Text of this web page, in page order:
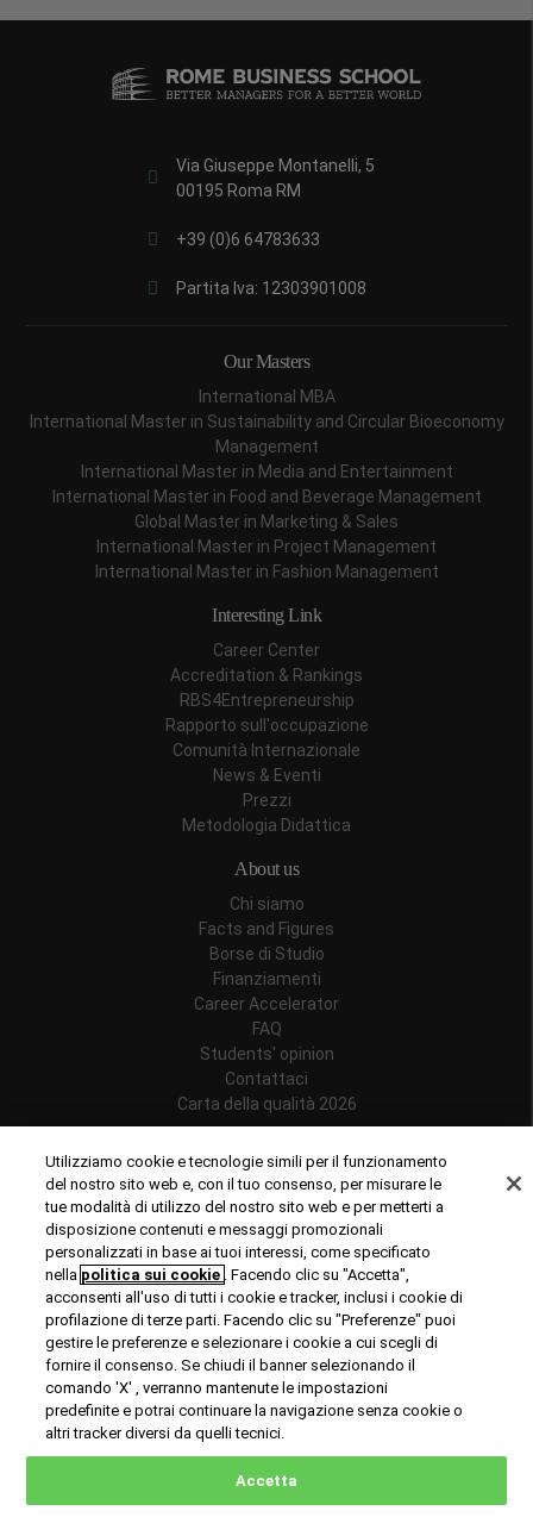
Via Giuseppe Montanelli, 5
00195 Roma RM
+39 (0)6 64783633
Partita Iva: 12303901008
Our Masters
International MBA
International Master in Sustainability and Circular Bioeconomy
Management
International Master in Media and Entertainment
International Master in Food and Beverage Management
Global Master in Marketing & Sales
International Master in Project Management
International Master in Fashion Management
Interesting Link
Career Center
Accreditation & Rankings
RBS4Entrepreneurship
Rapporto sull'occupazione
Comunità Internazionale
News & Eventi
Prezzi
Metodologia Didattica
About us
Chi siamo
Facts and Figures
Borse di Studio
Finanziamenti
Career Accelerator
FAQ
Students' opinion
Contattaci
Carta della qualità 2026
Riconoscimenti
© Copyright 2024 Rome Business School
Privacy Policy
Utilizziamo cookie e tecnologie simili per il funzionamento
del nostro sito web e, con il tuo consenso, per misurare le
tue modalità di utilizzo del nostro sito web e per metterti a
disposizione contenuti e messaggi promozionali
personalizzati in base ai tuoi interessi, come specificato
nella politica sui cookie . Facendo clic su "Accetta",
acconsenti all'uso di tutti i cookie e tracker, inclusi i cookie di
profilazione di terze parti. Facendo clic su "Preferenze" puoi
gestire le preferenze e selezionare i cookie a cui scegli di
fornire il consenso. Se chiudi il banner selezionando il
comando 'X' , verranno mantenute le impostazioni
predefinite e potrai continuare la navigazione senza cookie o
altri tracker diversi da quelli tecnici.
Accetta